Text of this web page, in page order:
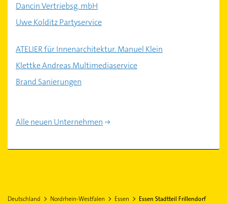
Dancin Vertriebsg. mbH
Uwe Kolditz Partyservice
ATELIER für Innenarchitektur. Manuel Klein
Klettke Andreas Multimediaservice
Brand Sanierungen
Alle neuen Unternehmen
Deutschland Nordrhein-Westfalen Essen Essen Stadtteil Frillendorf